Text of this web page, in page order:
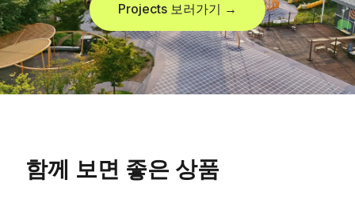
Projects 보러가기 →
함께 보면 좋은 상품